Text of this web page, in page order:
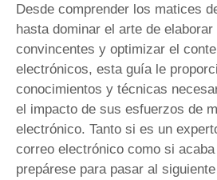
Desde comprender los matices
hasta dominar el arte de
convincentes y optimizar el
electrónicos, esta guía le
conocimientos y técnicas
el impacto de sus esfuerzos de
electrónico. Tanto si es un
correo electrónico como si
prepárese para pasar al